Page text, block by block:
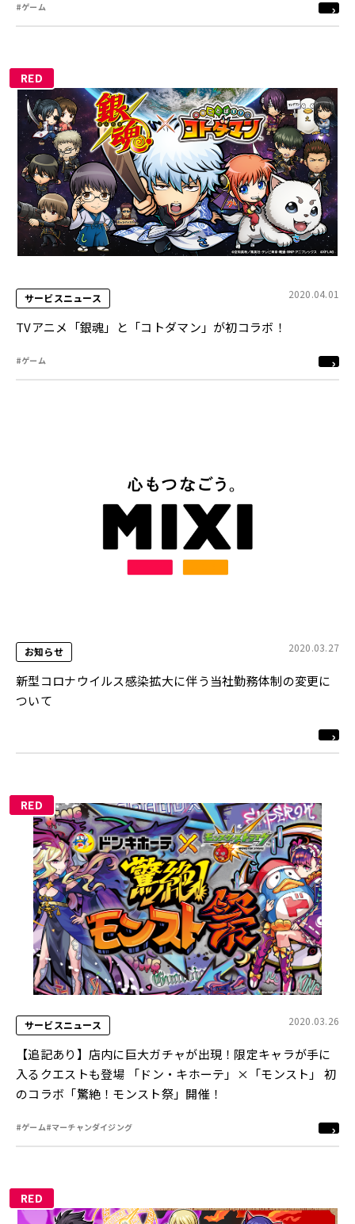
#ゲーム
RED
サービスニュース 2020.04.01
TVアニメ「銀魂」と「コトダマン」が初コラボ！
#ゲーム
お知らせ 2020.03.27
新型コロナウイルス感染拡大に伴う当社勤務体制の変更に
ついて
RED
サービスニュース 2020.03.26
【追記あり】店内に巨大ガチャが出現！限定キャラが手に
入るクエストも登場 「ドン・キホーテ」×「モンスト」 初
のコラボ「驚絶！モンスト祭」開催！
#ゲーム#マーチャンダイジング
RED